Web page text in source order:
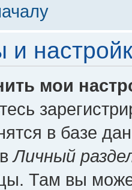
мои
в базе
Личный
Там вы